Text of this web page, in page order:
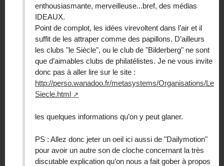
enthousiasmante, merveilleuse...bref, des médias
IDEAUX.
Point de complot, les idées virevoltent dans l’air et il
suffit de les attraper comme des papillons. D’ailleurs
les clubs "le Siècle", ou le club de "Bilderberg" ne sont
que d’aimables clubs de philatélistes. Je ne vous invite
donc pas à aller lire sur le site :
http://perso.wanadoo.fr/metasystems/Organisations/Le
Siecle.html
les quelques informations qu’on y peut glaner.
PS : Allez donc jeter un oeil ici aussi de "Dailymotion"
pour avoir un autre son de cloche concernant la très
discutable explication qu’on nous a fait gober à propos